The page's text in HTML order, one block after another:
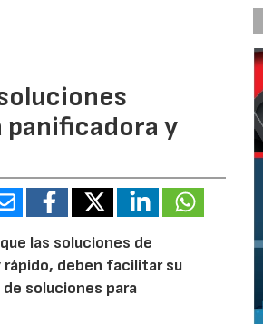
y
las soluciones de
deben facilitar su
soluciones para